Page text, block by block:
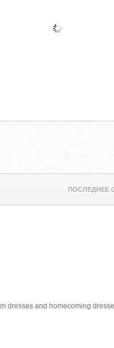
ПОСЛЕДНЕЕ
dresses and homecoming